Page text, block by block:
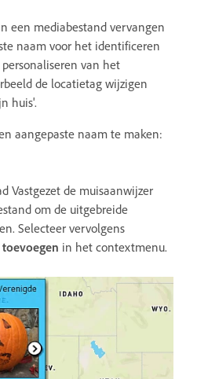
een mediabestand vervangen
naam voor het identificeren
van het
de locatietag wijzigen
huis'.
aangepaste naam te maken:
Vastgezet de muisaanwijzer
om de uitgebreide
Selecteer vervolgens
in het contextmenu.